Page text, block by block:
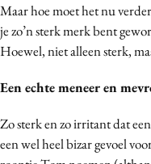
Digital transformation
Diversiteit
Gedragsverandering
Influencer marketing
Interne communicatie
Maar hoe moet het nu
je zo’n sterk merk bent
Hoewel, niet alleen sterk,
Een echte meneer en
Zo sterk en zo irritant dat
een wel heel bizar gevoel